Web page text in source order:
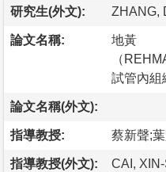
研究生(外文): ZHANG,
論文名稱:
地黃
（
試管內組
論文名稱(外文):
指導教授: 蔡新聲;葉
指導教授(外文): CAI,